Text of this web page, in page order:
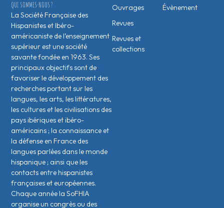
Évènement
Ouvrages
Revues
Revues et
collections
QUI SOMMES-NOUS ?
La Société Française des
Hispanistes et Ibéro-
américaniste de l’enseignement
supérieur est une société
savante fondée en 1963. Ses
principaux objectifs sont de
favoriser le développement des
recherches portant sur les
langues, les arts, les littératures,
les cultures et les civilisations des
pays ibériques et ibéro-
américains ; la connaissance et
la défense en France des
langues parlées dans le monde
hispanique ; ainsi que les
contacts entre hispanistes
français·es et européen·nes.
Chaque année la SoFHIA
organise un congrès ou des